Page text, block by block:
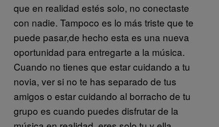
que en realidad estés solo, no conectaste
con nadie. Tampoco es lo más triste que te
puede pasar,de hecho esta es una nueva
oportunidad para entregarte a la música.
Cuando no tienes que estar cuidando a tu
novia, ver si no te has separado de tus
amigos o estar cuidando al borracho de tu
grupo es cuando puedes disfrutar de la